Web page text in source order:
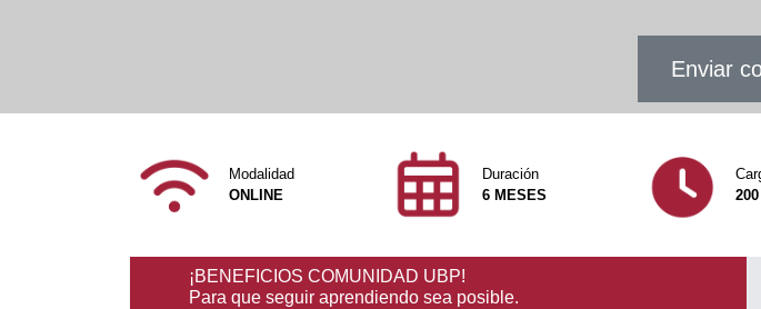
Enviar
Modalidad
ONLINE
Duración
6 MESES
¡BENEFICIOS COMUNIDAD UBP!
Para que seguir aprendiendo sea posible.